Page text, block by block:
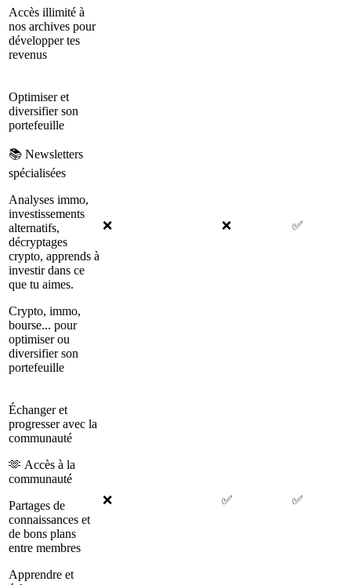
Accès illimité à
nos archives pour
développer tes
revenus
Optimiser et
diversifier son
portefeuille
📚 Newsletters
spécialisées
Analyses immo,
investissements
alternatifs,
décryptages
crypto, apprends à
investir dans ce
que tu aimes.
Crypto, immo,
bourse... pour
optimiser ou
diversifier son
portefeuille
❌ ❌ ✅
Échanger et
progresser avec la
communauté
🫶 Accès à la
communauté
Partages de
connaissances et
de bons plans
entre membres
Apprendre et
❌ ✅ ✅